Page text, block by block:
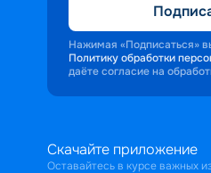
Нажимая «Подписаться»
Политику обработки
даёте согласие на
Скачайте приложение
Оставайтесь в курсе важных